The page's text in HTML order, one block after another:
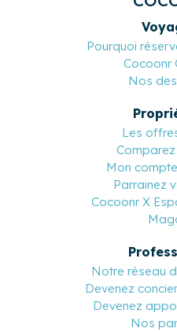
Pourquoi
Cocoonr
Nos
Les
Mon
Parrainez
Cocoonr X
Notre réseau
Devenez
Devenez
Nos